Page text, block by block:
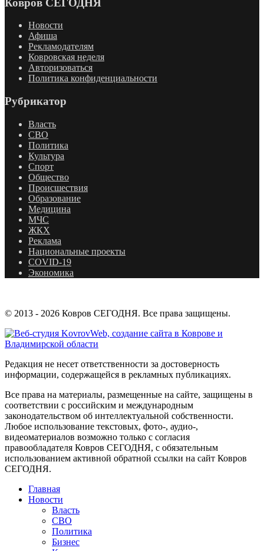
Ковров СЕГОДНЯ
Новости
Афиша
Рекламодателям
Ковровская неделя
Авторизоваться
Политика конфиденциальности
Рубрикатор
Власть
СВО
Политика
Культура
Спорт
Общество
Происшествия
Образование
Медицина
МЧС
ЖКХ
Реклама
Национальные проекты
COVID-19
Экономика
© 2013 - 2026 Ковров СЕГОДНЯ. Все права защищены.
Редакция не несет ответственности за достоверность
информации, содержащейся в рекламных публикациях.
Все права на материалы, размещенные на сайте, защищены в
соответствии с российским и международным
законодательством об интеллектуальной собственности.
Любое использование текстовых, фото-, аудио-,
видеоматериалов возможно только с согласия
правообладателя Ковров СЕГОДНЯ, с обязательным
использованием активной обратной ссылки на сайт Ковров
СЕГОДНЯ.
Главная
Новости
Власть
СВО
Политика
Бизнес